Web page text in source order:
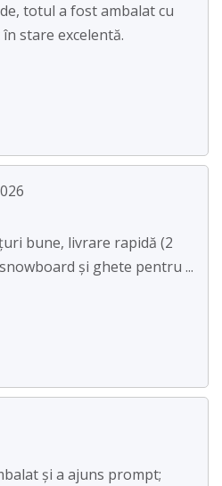
totul a fost ambalat cu
stare excelentă.
bune, livrare rapidă (2
și ghete pentru ...
și a ajuns prompt;